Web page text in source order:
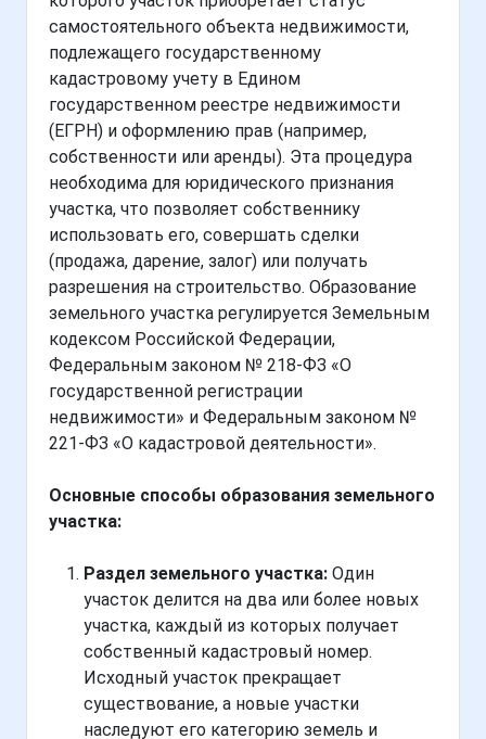
самостоятельного объекта недвижимости,
подлежащего государственному
кадастровому учету в Едином
государственном реестре недвижимости
(ЕГРН) и оформлению прав (например,
собственности или аренды). Эта процедура
необходима для юридического признания
участка, что позволяет собственнику
использовать его, совершать сделки
(продажа, дарение, залог) или получать
разрешения на строительство. Образование
земельного участка регулируется Земельным
кодексом Российской Федерации,
Федеральным законом № 218-ФЗ «О
государственной регистрации
недвижимости» и Федеральным законом №
221-ФЗ «О кадастровой деятельности».
Основные способы образования земельного
участка:
Раздел земельного участка: Один
участок делится на два или более новых
участка, каждый из которых получает
собственный кадастровый номер.
Исходный участок прекращает
существование, а новые участки
наследуют его категорию земель и